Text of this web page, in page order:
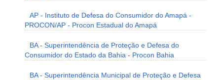
AP - Instituto de Defesa do Consumidor do Amapá -
PROCON/AP - Procon Estadual do Amapá
BA - Superintendência de Proteção e Defesa do
Consumidor do Estado da Bahia - Procon Bahia
BA - Superintendência Municipal de Proteção e Defesa